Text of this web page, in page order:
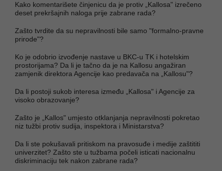
Kako komentarišete činjenicu da je protiv „Kallosa" izrečeno
deset prekršajnih naloga prije zabrane rada?
Zašto tvrdite da su nepravilnosti bile samo "formalno-pravne
prirode"?
Ko je odobrio izvođenje nastave u BKC-u TK i hotelskim
prostorijama? Da li je tačno da je na Kallosu angažiran
zamjenik direktora Agencije kao predavača na „Kallosu"?
Da li postoji sukob interesa između „Kallosa" i Agencije za
visoko obrazovanje?
Zašto je „Kallos" umjesto otklanjanja nepravilnosti pokretao
niz tužbi protiv sudija, inspektora i Ministarstva?
Da li ste pokušavali pritiskom na pravosuđe i medije zaštititi
univerzitet? Zašto ste u tužbama počeli isticati nacionalnu
diskriminaciju tek nakon zabrane rada?